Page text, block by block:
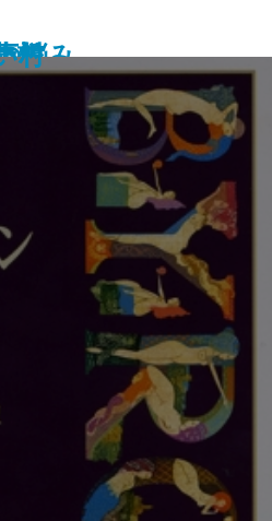
想
館
〕
悩み
〕
村